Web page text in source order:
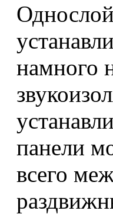
намного
панели
всего